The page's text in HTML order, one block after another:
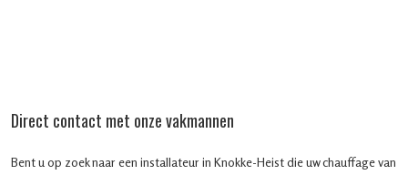
Direct contact met onze vakmannen
Bent u op zoek naar een installateur in Knokke-Heist die uw chauffage van